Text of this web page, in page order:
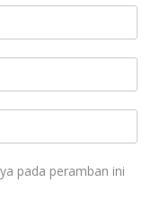
pada peramban ini